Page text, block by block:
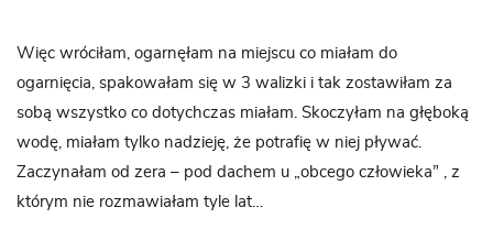
Więc wróciłam, ogarnęłam na miejscu co miałam do
ogarnięcia, spakowałam się w 3 walizki i tak zostawiłam za
sobą wszystko co dotychczas miałam. Skoczyłam na głęboką
wodę, miałam tylko nadzieję, że potrafię w niej pływać.
Zaczynałam od zera – pod dachem u „obcego człowieka” , z
którym nie rozmawiałam tyle lat…